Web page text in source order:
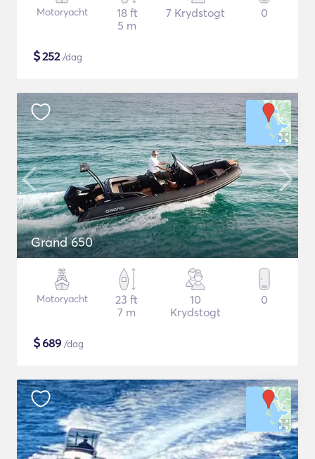
Motoryacht
18 ft
5 m
7 Krydstogt 0
$252/dag
Grand 650
Motoryacht
23 ft
7 m
10
Krydstogt
0
$689 /dag